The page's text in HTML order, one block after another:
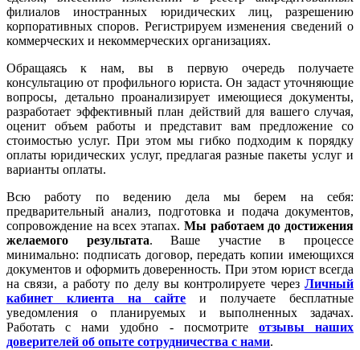
филиалов иностранных юридических лиц, разрешению
корпоративных споров. Регистрируем изменения сведений о
коммерческих и некоммерческих организациях.
Обращаясь к нам, вы в первую очередь получаете
консультацию от профильного юриста. Он задаст уточняющие
вопросы, детально проанализирует имеющиеся документы,
разработает эффективный план действий для вашего случая,
оценит объем работы и представит вам предложение со
стоимостью услуг. При этом мы гибко подходим к порядку
оплаты юридических услуг, предлагая разные пакеты услуг и
варианты оплаты.
Всю работу по ведению дела мы берем на себя:
предварительный анализ, подготовка и подача документов,
сопровождение на всех этапах. Мы работаем до достижения
желаемого результата. Ваше участие в процессе
минимально: подписать договор, передать копии имеющихся
документов и оформить доверенность. При этом юрист всегда
на связи, а работу по делу вы контролируете через Личный
кабинет клиента на сайте и получаете бесплатные
уведомления о планируемых и выполненных задачах.
Работать с нами удобно - посмотрите отзывы наших
доверителей об опыте сотрудничества с нами.